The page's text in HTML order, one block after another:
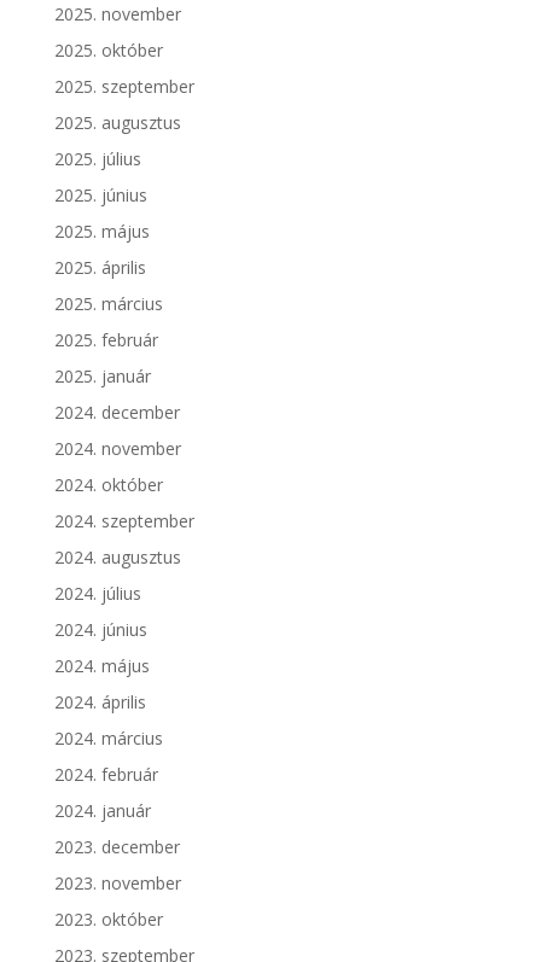
2025. november
2025. október
2025. szeptember
2025. augusztus
2025. július
2025. június
2025. május
2025. április
2025. március
2025. február
2025. január
2024. december
2024. november
2024. október
2024. szeptember
2024. augusztus
2024. július
2024. június
2024. május
2024. április
2024. március
2024. február
2024. január
2023. december
2023. november
2023. október
2023. szeptember